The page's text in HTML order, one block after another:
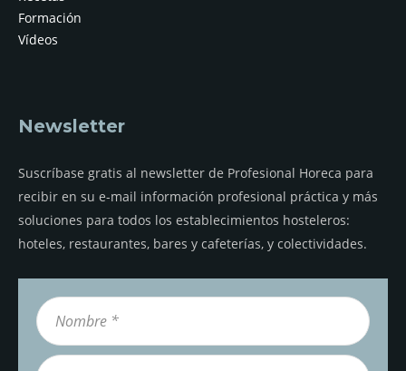
Formación
Vídeos
Newsletter
Suscríbase gratis al newsletter de Profesional Horeca para
recibir en su e-mail información profesional práctica y más
soluciones para todos los establecimientos hosteleros:
hoteles, restaurantes, bares y cafeterías, y colectividades.